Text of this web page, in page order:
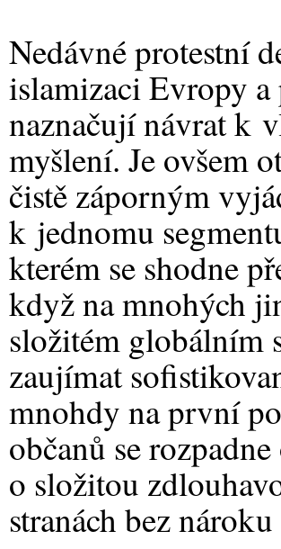
Nedávné protestní
islamizaci Evropy
naznačují návrat k
myšlení. Je ovšem
čistě záporným
k jednomu
kterém se shodne
když na mnohých
složitém globálním
zaujímat
mnohdy na první
občanů se
o složitou
stranách bez